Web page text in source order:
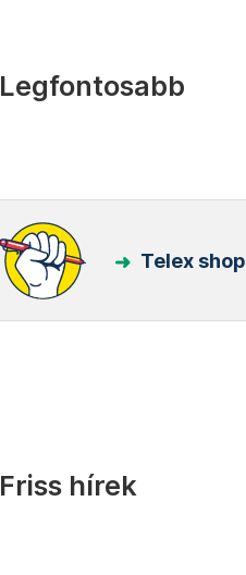
Legfontosabb
Telex shop
Friss hírek